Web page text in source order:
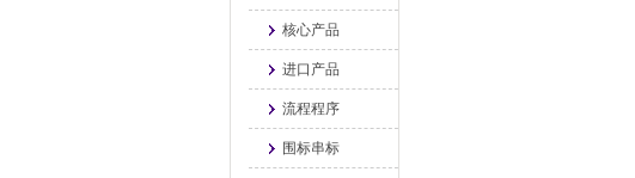
核心产品
进口产品
流程程序
围标串标